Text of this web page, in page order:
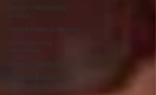
Coluna > Marketing
Justiça/Poder Judiciário
Coluna jurídica
Coluna > Saúde Brasil